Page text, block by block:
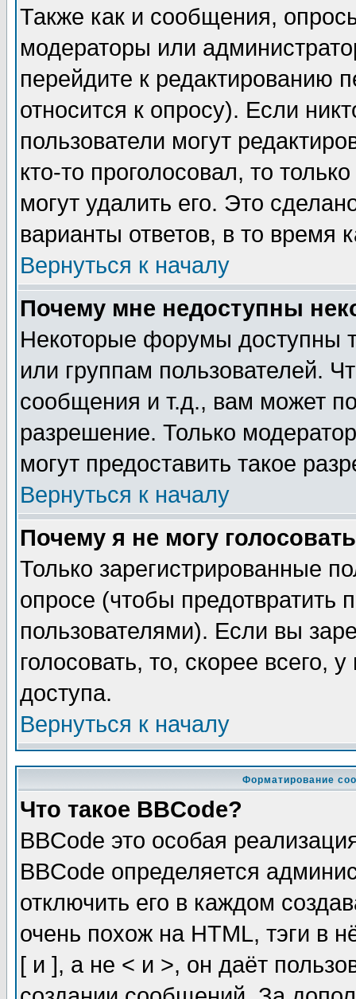
Также как и сообщения,
модераторы или
перейдите к редактированию
относится к опросу). Если
пользователи могут
кто-то проголосовал, то
могут удалить его. Это
варианты ответов, в то время
Вернуться к началу
Почему мне недоступны
Некоторые форумы доступны
или группам пользователей.
сообщения и т.д., вам может
разрешение. Только
могут предоставить такое
Вернуться к началу
Почему я не могу
Только зарегистрированные
опросе (чтобы предотвратить
пользователями). Если вы
голосовать, то, скорее всего,
доступа.
Вернуться к началу
Форматирование
Что такое BBCode?
BBCode это особая
BBCode определяется
отключить его в каждом
очень похож на HTML, тэги в
[ и ], а не < и >, он даёт